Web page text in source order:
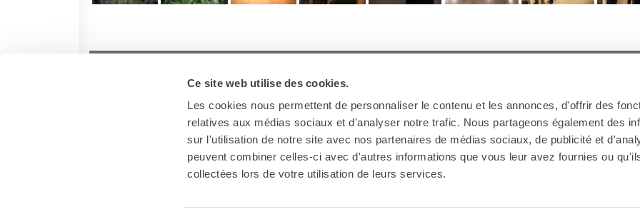
Ce site web utilise des cookies.
Les cookies nous permettent de personnaliser le contenu et les annonces, d'offrir des
relatives aux médias sociaux et d'analyser notre trafic. Nous partageons également des
sur l'utilisation de notre site avec nos partenaires de médias sociaux, de publicité et
peuvent combiner celles-ci avec d'autres informations que vous leur avez fournies ou
collectées lors de votre utilisation de leurs services.